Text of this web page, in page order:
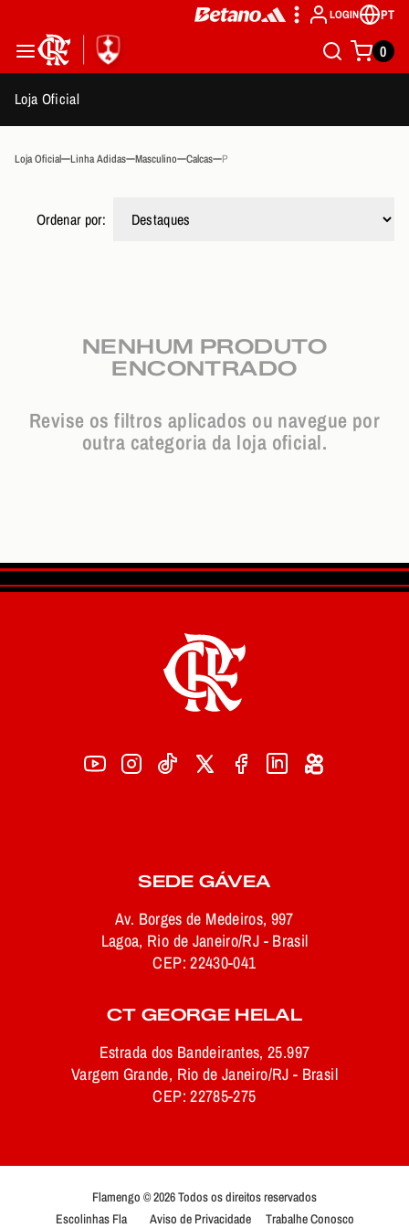
LOGIN PT
0
Loja Oficial
Loja Oficial Linha Adidas Masculino Calcas P
Ordenar por:
NENHUM PRODUTO
ENCONTRADO
Revise os filtros aplicados ou navegue por
outra categoria da loja oficial.
SEDE GÁVEA
Av. Borges de Medeiros, 997
Lagoa, Rio de Janeiro/RJ - Brasil
CEP: 22430-041
CT GEORGE HELAL
Estrada dos Bandeirantes, 25.997
Vargem Grande, Rio de Janeiro/RJ - Brasil
CEP: 22785-275
Flamengo © 2026 Todos os direitos reservados
Escolinhas Fla
Aviso de Privacidade Trabalhe Conosco